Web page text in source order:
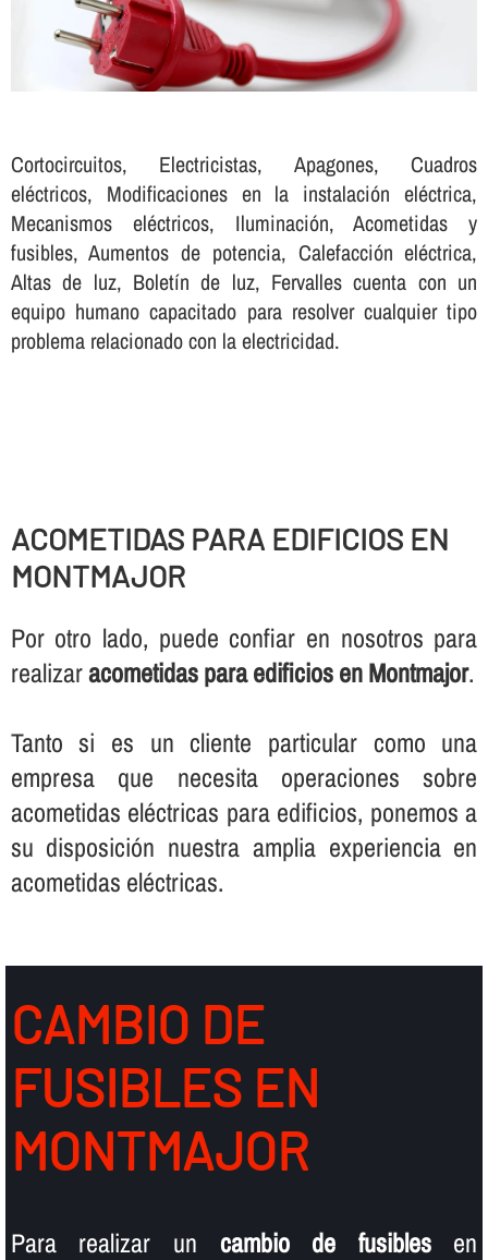
Cortocircuitos, Electricistas, Apagones, Cuadros
eléctricos, Modificaciones en la instalación eléctrica,
Mecanismos eléctricos, Iluminación, Acometidas y
fusibles, Aumentos de potencia, Calefacción eléctrica,
Altas de luz, Boletí­n de luz, Fervalles cuenta con un
equipo humano capacitado para resolver cualquier tipo
problema relacionado con la electricidad.
ACOMETIDAS PARA EDIFICIOS EN
MONTMAJOR
Por otro lado, puede confiar en nosotros para
realizaracometidas para edificios en Montmajor.
Tanto si es un cliente particular como una
empresa que necesita operaciones sobre
acometidas eléctricas para edificios, ponemos a
su disposición nuestra amplia experiencia en
acometidas eléctricas.
CAMBIO DE
FUSIBLES EN
MONTMAJOR
Para realizar un cambio de fusiblesen